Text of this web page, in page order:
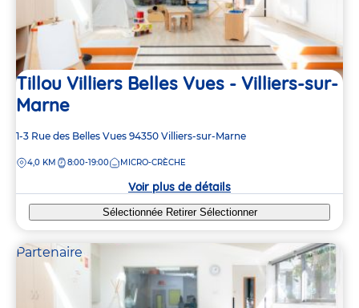
Tillou Villiers Belles Vues - Villiers-sur-
Marne
Adresse
la
1-3 Rue des Belles Vues 94350 Villiers-sur-Marne
DISTANCE
4,0 KM 8:00-19:00 MICRO-CRÈCHE
Voir plus de détails
Sélectionnée Retirer Sélectionner
Partenaire